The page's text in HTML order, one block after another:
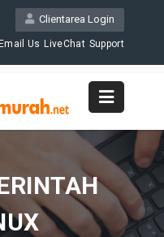
Clientarea Login
Email Us LiveChat Support